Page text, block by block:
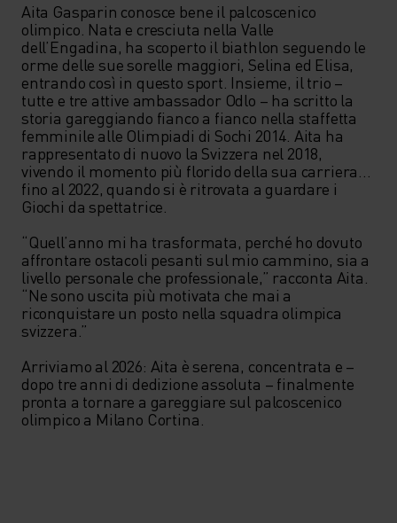
Aita Gasparin conosce bene il palcoscenico
olimpico. Nata e cresciuta nella Valle
dell’Engadina, ha scoperto il biathlon seguendo le
orme delle sue sorelle maggiori, Selina ed Elisa,
entrando così in questo sport. Insieme, il trio –
tutte e tre attive ambassador Odlo – ha scritto la
storia gareggiando fianco a fianco nella staffetta
femminile alle Olimpiadi di Sochi 2014. Aita ha
rappresentato di nuovo la Svizzera nel 2018,
vivendo il momento più florido della sua carriera…
fino al 2022, quando si è ritrovata a guardare i
Giochi da spettatrice.
“Quell’anno mi ha trasformata, perché ho dovuto
affrontare ostacoli pesanti sul mio cammino, sia a
livello personale che professionale,” racconta Aita.
“Ne sono uscita più motivata che mai a
riconquistare un posto nella squadra olimpica
svizzera.”
Arriviamo al 2026: Aita è serena, concentrata e –
dopo tre anni di dedizione assoluta – finalmente
pronta a tornare a gareggiare sul palcoscenico
olimpico a Milano Cortina.